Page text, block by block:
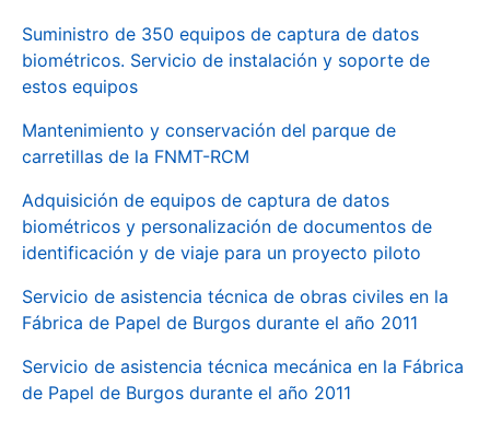
Suministro de 350 equipos de captura de datos
biométricos. Servicio de instalación y soporte de
estos equipos
Mantenimiento y conservación del parque de
carretillas de la FNMT-RCM
Adquisición de equipos de captura de datos
biométricos y personalización de documentos de
identificación y de viaje para un proyecto piloto
Servicio de asistencia técnica de obras civiles en la
Fábrica de Papel de Burgos durante el año 2011
Servicio de asistencia técnica mecánica en la Fábrica
de Papel de Burgos durante el año 2011